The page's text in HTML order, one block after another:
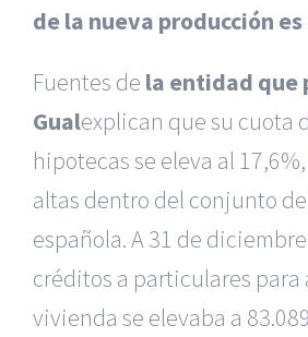
de la nueva producción
Fuentes de la entidad que
Gualexplican que su cuota
hipotecas se eleva al
altas dentro del conjunto
española. A 31 de
créditos a particulares
vivienda se elevaba a